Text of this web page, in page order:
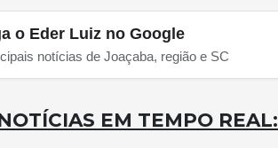
o Eder Luiz no Google
notícias de Joaçaba, região e SC
EM TEMPO REAL: